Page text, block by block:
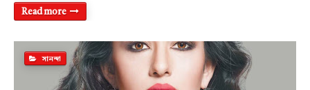
Read more
সানন্দা